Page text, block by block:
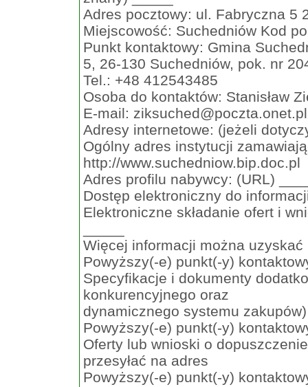
Adres pocztowy: ul. Fabryczna 5
Miejscowość: Suchedniów Kod
Punkt kontaktowy: Gmina
5, 26-130 Suchedniów, pok. nr
Tel.: +48 412543485
Osoba do kontaktów: Stanisław
E-mail: ziksuched@poczta.onet.pl
Adresy internetowe: (jeżeli
Ogólny adres instytucji
http://www.suchedniow.bip.doc.pl
Adres profilu nabywcy: (URL)
Dostęp elektroniczny do
Elektroniczne składanie ofert i
Więcej informacji można uzyskać
Powyższy(-e) punkt(-y)
Specyfikacje i dokumenty
konkurencyjnego oraz
dynamicznego systemu
Powyższy(-e) punkt(-y)
Oferty lub wnioski o
przesyłać na adres
Powyższy(-e) punkt(-y)